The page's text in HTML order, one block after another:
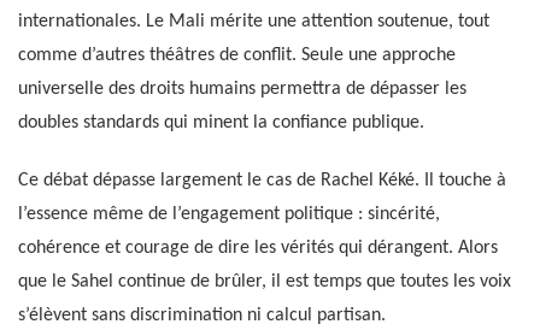
internationales. Le Mali mérite une attention soutenue, tout
comme d’autres théâtres de conflit. Seule une approche
universelle des droits humains permettra de dépasser les
doubles standards qui minent la confiance publique.
Ce débat dépasse largement le cas de Rachel Kéké. Il touche à
l’essence même de l’engagement politique : sincérité,
cohérence et courage de dire les vérités qui dérangent. Alors
que le Sahel continue de brûler, il est temps que toutes les voix
s’élèvent sans discrimination ni calcul partisan.